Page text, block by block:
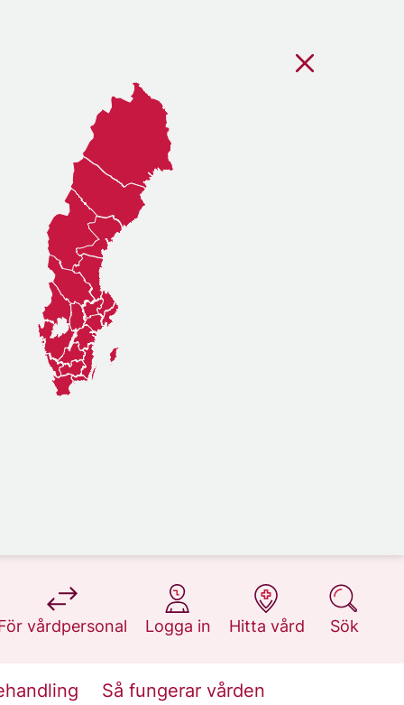
vårdpersonal
på 1177.se
Logga in
på 1177.se
Hitta vård
på 1177.se
Sök
på 1177.se
Så fungerar vården